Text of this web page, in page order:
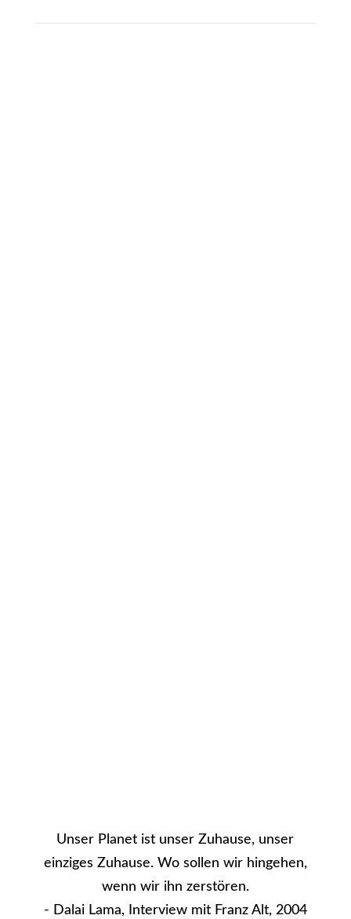
Unser Planet ist unser Zuhause, unser
einziges Zuhause. Wo sollen wir hingehen,
wenn wir ihn zerstören.
- Dalai Lama, Interview mit Franz Alt, 2004